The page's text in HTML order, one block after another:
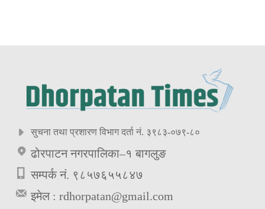
सुचना तथा प्रशारण विभाग दर्ता नं. ३९८३-०७९-८०
ढोरपाटन नगरपालिका–१ बागलुङ
सम्पर्क नं. ९८५७६५५८४७
इमेल : rdhorpatan@gmail.com